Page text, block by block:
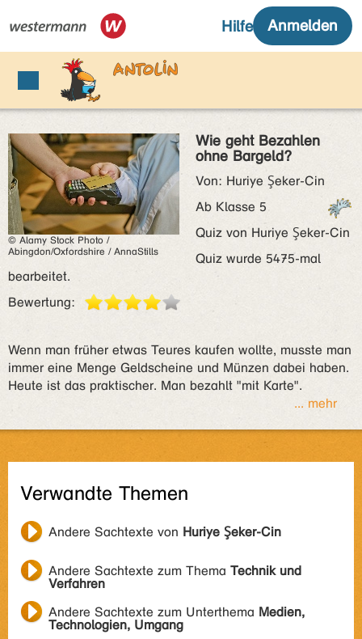
© Alamy Stock Photo /
Abingdon/Oxfordshire / AnnaStills
Wie geht Bezahlen
ohne Bargeld?
Von: Huriye Şeker-Cin
Ab Klasse 5
Quiz von Huriye Şeker-Cin
Quiz wurde 5475-mal
bearbeitet.
Bewertung:
Wenn man früher etwas Teures kaufen wollte, musste man
immer eine Menge Geldscheine und Münzen dabei haben.
Heute ist das praktischer. Man bezahlt "mit Karte".
... mehr
Verwandte Themen
Andere Sachtexte von Huriye Şeker-Cin
Andere Sachtexte zum Thema Technik und
Verfahren
Andere Sachtexte zum Unterthema Medien,
Technologien, Umgang